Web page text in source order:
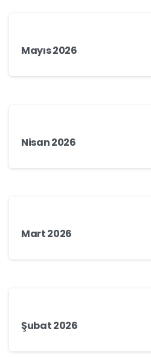
Mayıs 2026
Nisan 2026
Mart 2026
Şubat 2026